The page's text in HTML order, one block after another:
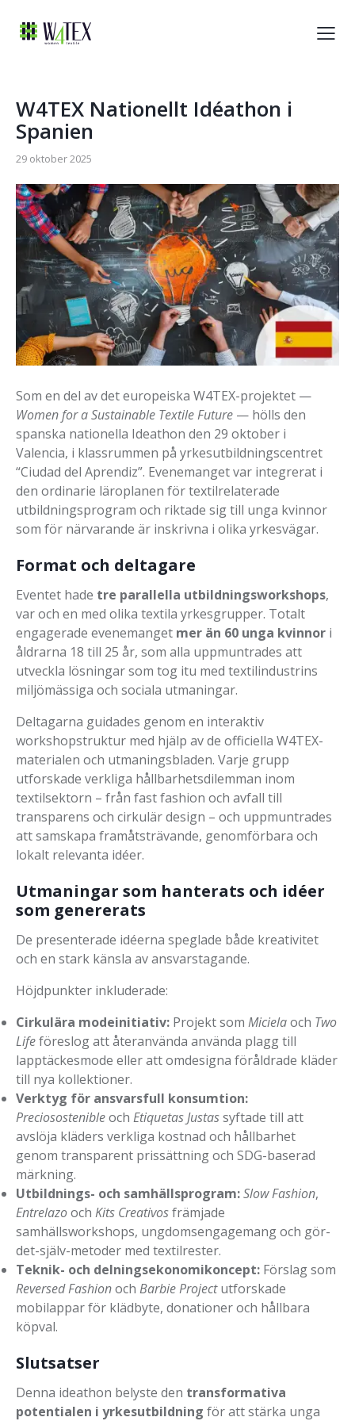
W4TEX Nationellt Idéathon i
Spanien
29 oktober 2025
Som en del av det europeiska W4TEX-projektet —
Women for a Sustainable Textile Future — hölls den
spanska nationella Ideathon den 29 oktober i
Valencia, i klassrummen på yrkesutbildningscentret
“Ciudad del Aprendiz”. Evenemanget var integrerat i
den ordinarie läroplanen för textilrelaterade
utbildningsprogram och riktade sig till unga kvinnor
som för närvarande är inskrivna i olika yrkesvägar.
Format och deltagare
Eventet hade tre parallella utbildningsworkshops,
var och en med olika textila yrkesgrupper. Totalt
engagerade evenemanget mer än 60 unga kvinnor i
åldrarna 18 till 25 år, som alla uppmuntrades att
utveckla lösningar som tog itu med textilindustrins
miljömässiga och sociala utmaningar.
Deltagarna guidades genom en interaktiv
workshopstruktur med hjälp av de officiella W4TEX-
materialen och utmaningsbladen. Varje grupp
utforskade verkliga hållbarhetsdilemman inom
textilsektorn – från fast fashion och avfall till
transparens och cirkulär design – och uppmuntrades
att samskapa framåtsträvande, genomförbara och
lokalt relevanta idéer.
Utmaningar som hanterats och idéer
som genererats
De presenterade idéerna speglade både kreativitet
och en stark känsla av ansvarstagande.
Höjdpunkter inkluderade:
Cirkulära modeinitiativ: Projekt som Micielaoch Two
Lifeföreslog att återanvända använda plagg till
lapptäckesmode eller att omdesigna föråldrade kläder
till nya kollektioner.
Verktyg för ansvarsfull konsumtion:
Preciosostenibleoch Etiquetas Justassyftade till att
avslöja kläders verkliga kostnad och hållbarhet
genom transparent prissättning och SDG-baserad
märkning.
Utbildnings- och samhällsprogram:Slow Fashion,
Entrelazooch Kits Creativosfrämjade
samhällsworkshops, ungdomsengagemang och gör-
det-själv-metoder med textilrester.
Teknik- och delningsekonomikoncept: Förslag som
Reversed Fashionoch Barbie Projectutforskade
mobilappar för klädbyte, donationer och hållbara
köpval.
Slutsatser
Denna ideathon belyste den transformativa
potentialen i yrkesutbildning för att stärka unga